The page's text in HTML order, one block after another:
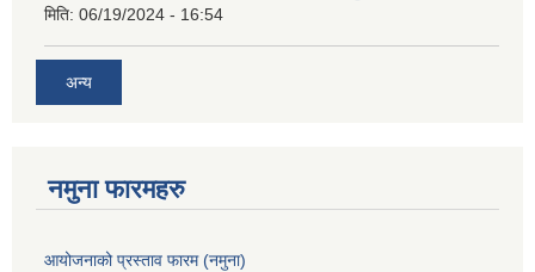
मिति: 06/19/2024 - 16:54
अन्य
नमुना फारमहरु
आयोजनाको प्रस्ताव फारम (नमुना)